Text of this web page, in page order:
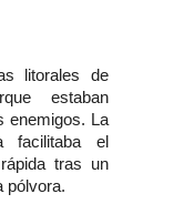
litorales de
estaban
enemigos. La
facilitaba el
tras un
pólvora.